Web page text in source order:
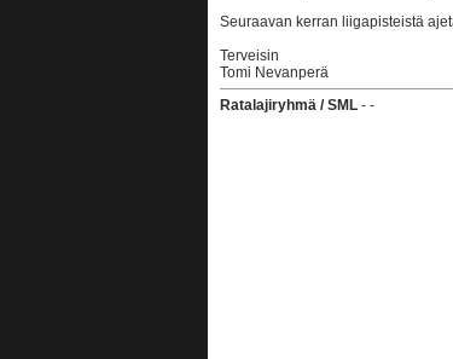
Seuraavan kerran liigapisteistä
Terveisin
Tomi Nevanperä
Ratalajiryhmä / SML - -